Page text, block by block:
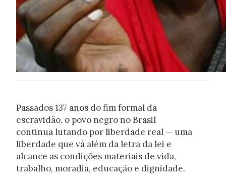
Passados 137 anos do fim formal da
escravidão, o povo negro no Brasil
continua lutando por liberdade real — uma
liberdade que vá além da letra da lei e
alcance as condições materiais de vida,
trabalho, moradia, educação e dignidade.